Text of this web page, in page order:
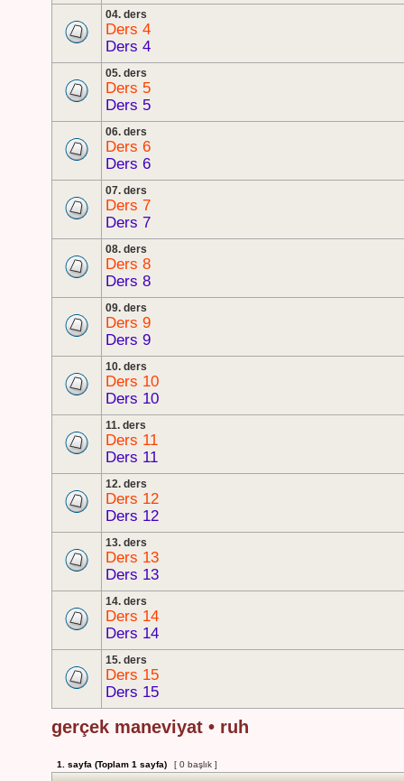
04. ders
Ders 4
Ders 4
05. ders
Ders 5
Ders 5
06. ders
Ders 6
Ders 6
07. ders
Ders 7
Ders 7
08. ders
Ders 8
Ders 8
09. ders
Ders 9
Ders 9
10. ders
Ders 10
Ders 10
11. ders
Ders 11
Ders 11
12. ders
Ders 12
Ders 12
13. ders
Ders 13
Ders 13
14. ders
Ders 14
Ders 14
15. ders
Ders 15
Ders 15
gerçek maneviyat • ruh
1 . sayfa (Toplam 1 sayfa) [ 0 başlık ]